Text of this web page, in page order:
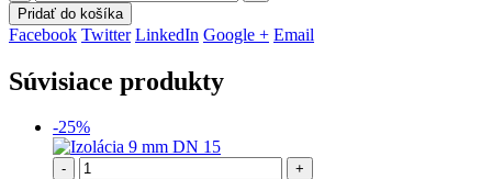
Pridať do košíka
Facebook Twitter LinkedIn Google + Email
Súvisiace produkty
-25%
- +